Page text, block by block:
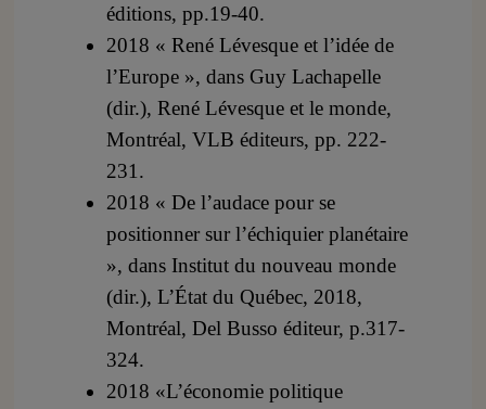
éditions, pp.19-40.
2018 « René Lévesque et l’idée de
l’Europe », dans Guy Lachapelle
(dir.), René Lévesque et le monde,
Montréal, VLB éditeurs, pp. 222-
231.
2018 « De l’audace pour se
positionner sur l’échiquier planétaire
», dans Institut du nouveau monde
(dir.), L’État du Québec, 2018,
Montréal, Del Busso éditeur, p.317-
324.
2018 «L’économie politique